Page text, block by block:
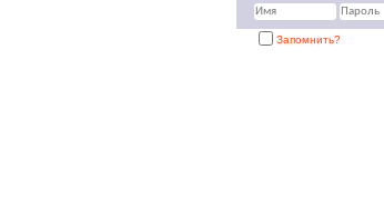
Запомнить?